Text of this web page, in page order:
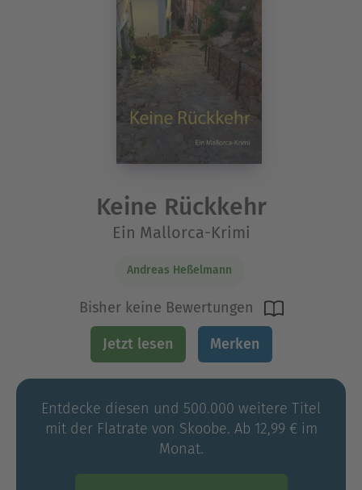
Keine Rückkehr
Ein Mallorca-Krimi
Andreas Heßelmann
Bisher keine Bewertungen
Jetzt lesen Merken
Entdecke diesen und 500.000 weitere Titel
mit der Flatrate von Skoobe. Ab 12,99 € im
Monat.